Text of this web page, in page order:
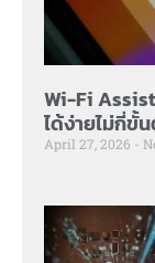
Wi-Fi
ได้ง่ายไม่กี่ขั้
April 27, 2026